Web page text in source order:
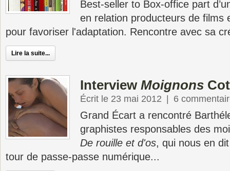
Best-seller to Box-office part
en relation producteurs de films
pour favoriser l'adaptation. Rencontre avec sa
Lire la suite...
Interview Moignons
Écrit le 23 mai 2012 6
Grand Écart a rencontré
graphistes responsables des
De rouille et d'os, qui nous en
tour de passe-passe numérique...